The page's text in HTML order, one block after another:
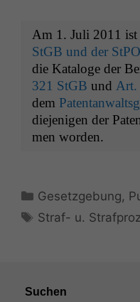
Am 1. Juli 2011 ist
StGB und der StPO
die Kat­a­loge der
321 StGB und Art.
dem
diejeni­gen der
men worden.
Kategorien
Gesetzgebung,
Schlagwörter
Straf- u.
Suchen